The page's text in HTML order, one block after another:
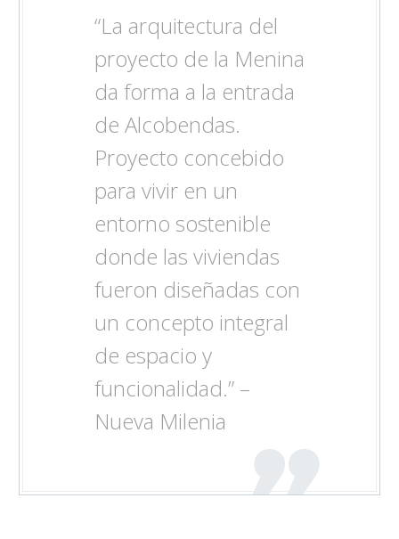
“La arquitectura del
proyecto de la Menina
da forma a la entrada
de Alcobendas.
Proyecto concebido
para vivir en un
entorno sostenible
donde las viviendas
fueron diseñadas con
un concepto integral
de espacio y
funcionalidad.” –
Nueva Milenia